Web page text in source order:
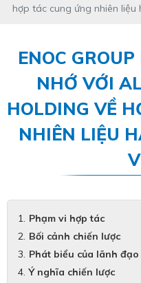
hợp tác cung ứng nhiên liệu
ENOC
NHỚ VỚI
HOLDING VỀ
NHIÊN LIỆU
Phạm vi hợp tác
Bối cảnh chiến lược
Phát biểu của lãnh đạo
Ý nghĩa chiến lược